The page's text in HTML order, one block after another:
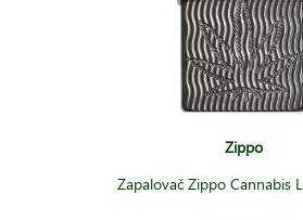
Zippo
Zapalovač Zippo Cannabis